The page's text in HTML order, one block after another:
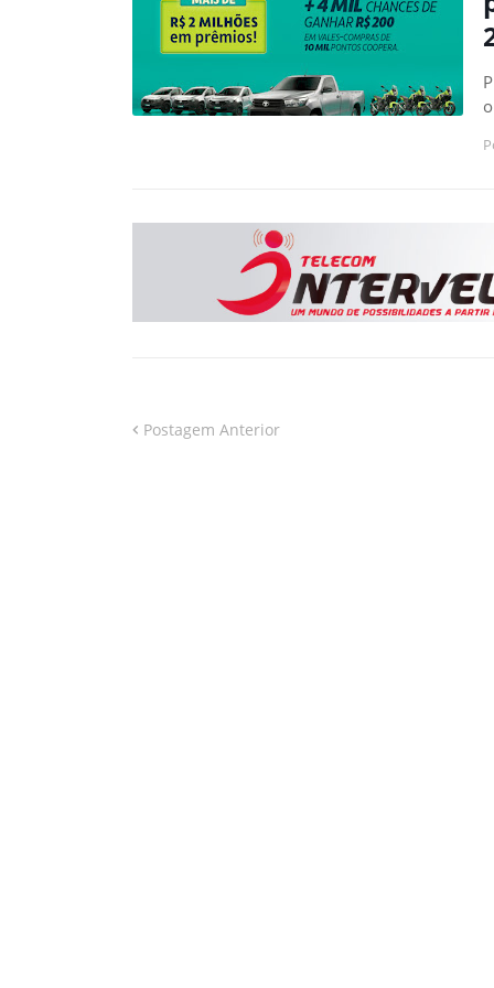
Postagem Anterior